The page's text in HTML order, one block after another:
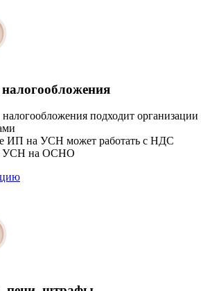
налогообложения подходит организации
ИП на УСН может работать с НДС
УСН на ОСНО